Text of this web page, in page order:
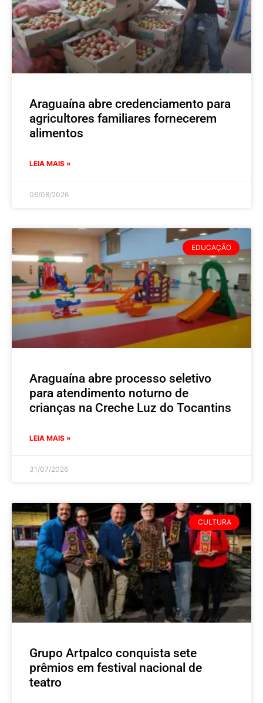
Araguaína abre credenciamento para
agricultores familiares fornecerem
alimentos
LEIA MAIS »
06/08/2026
EDUCAÇÃO
Araguaína abre processo seletivo
para atendimento noturno de
crianças na Creche Luz do Tocantins
LEIA MAIS »
31/07/2026
CULTURA
Grupo Artpalco conquista sete
prêmios em festival nacional de
teatro